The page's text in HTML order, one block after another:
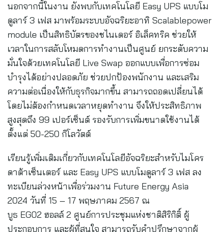
นอกจากนี้ในงาน ยังพบกับเทคโนโลยี Easy UPS แบบโม
ดูลาร์ 3 เฟส มาพร้อมระบบอัจฉริยะอาทิ Scalablepower
module เป็นสิทธิบัตรของชไนเดอร์ อิเล็คทริค ช่วยให้
เวลาในการสลับโหมดการทำงานเป็นศูนย์ ยกระดับความ
มั่นใจด้วยเทคโนโลยี Live Swap ออกแบบเพื่อการซ่อม
บำรุงได้อย่างปลอดภัย ช่วยปกป้องพนักงาน และเสริม
ความต่อเนื่องให้กับธุรกิจมากขึ้น สามารถถอดเปลี่ยนได้
โดยไม่ต้องกำหนดเวลาหยุดทำงาน จึงให้ประสิทธิภาพ
สูงสุดถึง 99 เปอร์เซ็นต์ รองรับการเพิ่มขนาดใช้งานได้
ตั้งแต่ 50-250 กิโลวัตต์
เรียนรู้เพิ่มเติมเกี่ยวกับเทคโนโลยีอัจฉริยะสำหรับไมโคร
ดาต้าเซ็นเตอร์ และ Easy UPS แบบโมดูลาร์ 3 เฟส ลง
ทะเบียนล่วงหน้าเพื่อร่วมงาน Future Energy Asia
2024 วันที่ 15 – 17 พฤษภาคม 2567 ณ
บูธ EG02 ฮอลล์ 2 ศูนย์การประชุมแห่งชาติสิริกิติ์ ผู้
ประกอบการ และผู้ที่สนใจ สามารถรับคำปรึกษาจากผู้